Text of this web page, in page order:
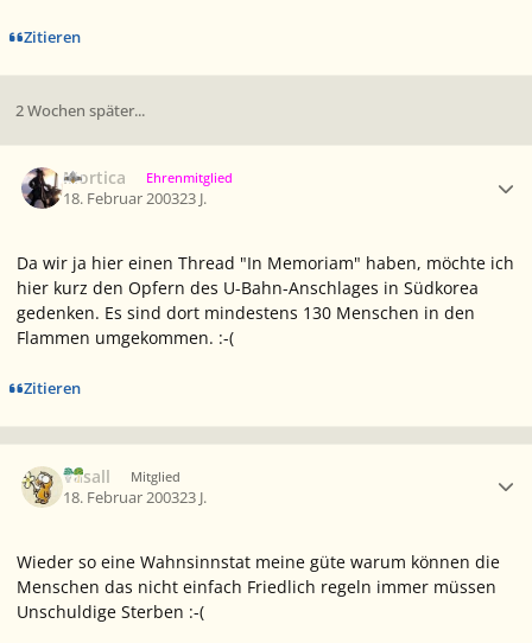
Zitieren
2 Wochen später...
Mortica Ehrenmitglied
18. Februar 200323 J.
Da wir ja hier einen Thread "In Memoriam" haben, möchte ich
hier kurz den Opfern des U-Bahn-Anschlages in Südkorea
gedenken. Es sind dort mindestens 130 Menschen in den
Flammen umgekommen. :-(
Zitieren
Vasall Mitglied
18. Februar 200323 J.
Wieder so eine Wahnsinnstat meine güte warum können die
Menschen das nicht einfach Friedlich regeln immer müssen
Unschuldige Sterben :-(